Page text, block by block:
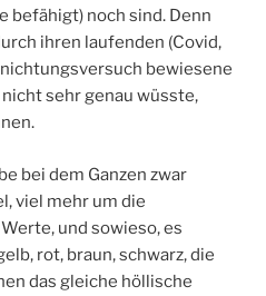
befähigt) noch sind. Denn
ihren laufenden (Covid,
bewiesene
sehr genau wüsste,
bei dem Ganzen zwar
viel mehr um die
und sowieso, es
rot, braun, schwarz, die
das gleiche höllische